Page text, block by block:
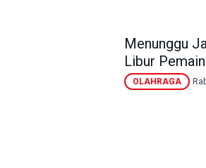
Menunggu
Libur Pemain
OLAHRAGA